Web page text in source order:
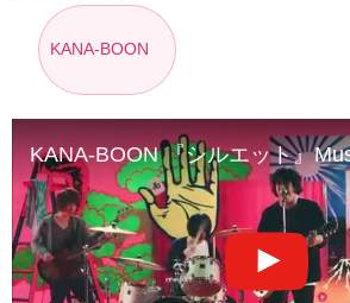
KANA-BOON
KANA-BOON 『シルエット』